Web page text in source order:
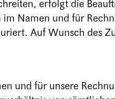
erfolgt die
Namen und für
Auf Wunsch des
und für unsere